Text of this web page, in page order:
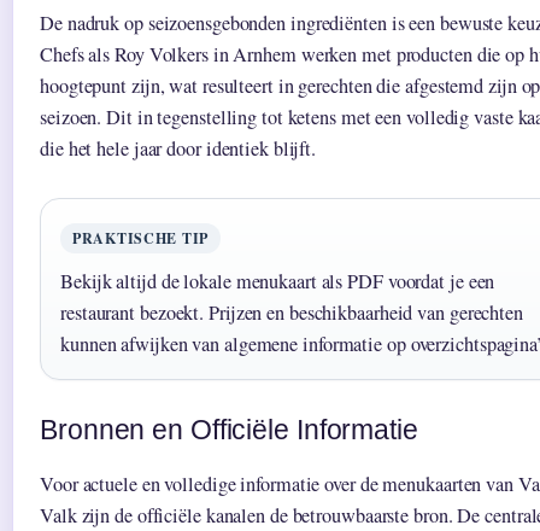
De nadruk op seizoensgebonden ingrediënten is een bewuste
Chefs als Roy Volkers in Arnhem werken met producten die op
hoogtepunt zijn, wat resulteert in gerechten die afgestemd zijn
seizoen. Dit in tegenstelling tot ketens met een volledig vaste
die het hele jaar door identiek blijft.
PRAKTISCHE TIP
Bekijk altijd de lokale menukaart als PDF voordat je een
restaurant bezoekt. Prijzen en beschikbaarheid van gerechten
kunnen afwijken van algemene informatie op
Bronnen en Officiële Informatie
Voor actuele en volledige informatie over de menukaarten van
Valk zijn de officiële kanalen de betrouwbaarste bron. De